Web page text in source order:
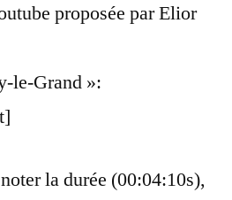
proposée par Elior
le-Grand »:
la durée (00:04:10s),